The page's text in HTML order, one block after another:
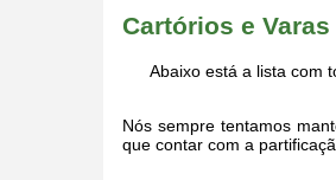
Cartórios e
Abaixo está a lista com
Nós sempre tentamos
que contar com a